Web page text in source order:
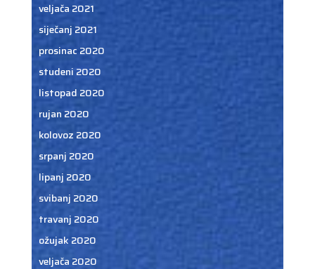
veljača 2021
siječanj 2021
prosinac 2020
studeni 2020
listopad 2020
rujan 2020
kolovoz 2020
srpanj 2020
lipanj 2020
svibanj 2020
travanj 2020
ožujak 2020
veljača 2020